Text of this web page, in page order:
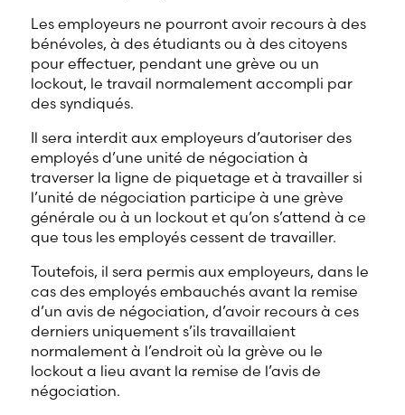
Les employeurs ne pourront avoir recours à des
bénévoles, à des étudiants ou à des citoyens
pour effectuer, pendant une grève ou un
lockout, le travail normalement accompli par
des syndiqués.
Il sera interdit aux employeurs d’autoriser des
employés d’une unité de négociation à
traverser la ligne de piquetage et à travailler si
l’unité de négociation participe à une grève
générale ou à un lockout et qu’on s’attend à ce
que tous les employés cessent de travailler.
Toutefois, il sera permis aux employeurs, dans le
cas des employés embauchés avant la remise
d’un avis de négociation, d’avoir recours à ces
derniers uniquement s’ils travaillaient
normalement à l’endroit où la grève ou le
lockout a lieu avant la remise de l’avis de
négociation.